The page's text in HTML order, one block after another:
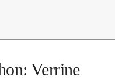
Verrine